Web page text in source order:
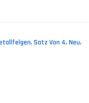
Satz Von 4, Neu,
erhalte per E-
und exklusive
Einwilligung zur